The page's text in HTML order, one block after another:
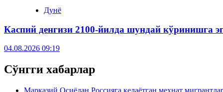
Дунё
Каспий денгизи 2100-йилда шундай кўринишга
04.08.2026 09:19
Сўнгги хабарлар